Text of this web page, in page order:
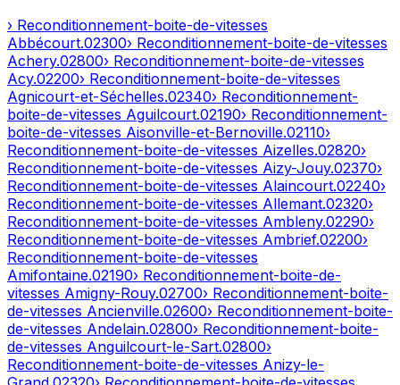
› Reconditionnement-boite-de-vitesses
Abbécourt.02300› Reconditionnement-boite-de-vitesses
Achery.02800› Reconditionnement-boite-de-vitesses
Acy.02200› Reconditionnement-boite-de-vitesses
Agnicourt-et-Séchelles.02340› Reconditionnement-
boite-de-vitesses Aguilcourt.02190› Reconditionnement-
boite-de-vitesses Aisonville-et-Bernoville.02110›
Reconditionnement-boite-de-vitesses Aizelles.02820›
Reconditionnement-boite-de-vitesses Aizy-Jouy.02370›
Reconditionnement-boite-de-vitesses Alaincourt.02240›
Reconditionnement-boite-de-vitesses Allemant.02320›
Reconditionnement-boite-de-vitesses Ambleny.02290›
Reconditionnement-boite-de-vitesses Ambrief.02200›
Reconditionnement-boite-de-vitesses
Amifontaine.02190› Reconditionnement-boite-de-
vitesses Amigny-Rouy.02700› Reconditionnement-boite-
de-vitesses Ancienville.02600› Reconditionnement-boite-
de-vitesses Andelain.02800› Reconditionnement-boite-
de-vitesses Anguilcourt-le-Sart.02800›
Reconditionnement-boite-de-vitesses Anizy-le-